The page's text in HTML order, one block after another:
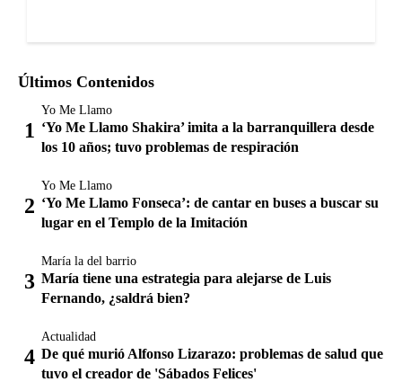
Últimos Contenidos
Yo Me Llamo
‘Yo Me Llamo Shakira’ imita a la barranquillera desde
los 10 años; tuvo problemas de respiración
Yo Me Llamo
‘Yo Me Llamo Fonseca’: de cantar en buses a buscar su
lugar en el Templo de la Imitación
María la del barrio
María tiene una estrategia para alejarse de Luis
Fernando, ¿saldrá bien?
Actualidad
De qué murió Alfonso Lizarazo: problemas de salud que
tuvo el creador de 'Sábados Felices'